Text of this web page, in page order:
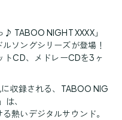
TABOO NIGHT XXXX」
ソングシリーズが登場！
トCD、メドレーCDを3ヶ
収録される、TABOO NIG
、
熱いデジタルサウンド。